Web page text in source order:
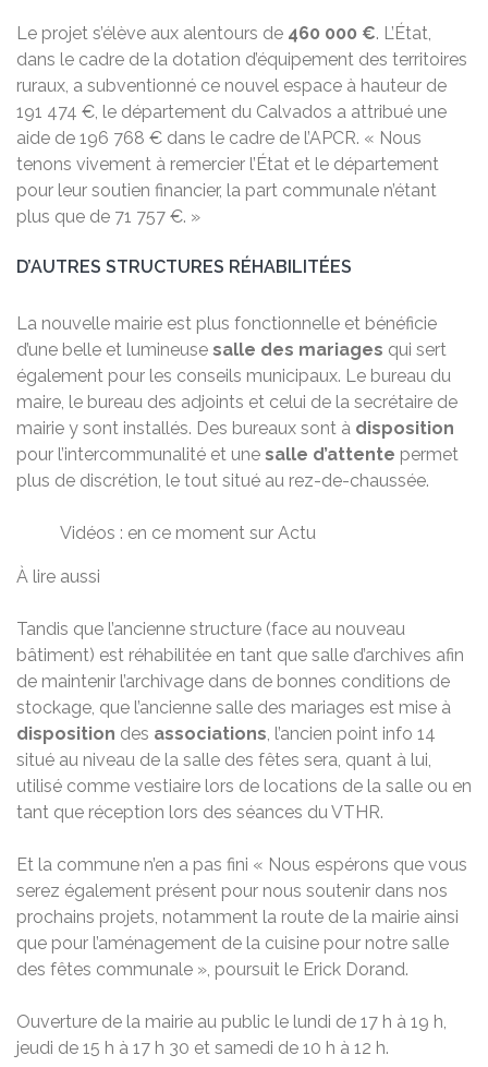
Le projet s’élève aux alentours de 460 000 €. L’État,
dans le cadre de la dotation d’équipement des territoires
ruraux, a subventionné ce nouvel espace à hauteur de
191 474 €, le département du Calvados a attribué une
aide de 196 768 € dans le cadre de l’APCR. « Nous
tenons vivement à remercier l’État et le département
pour leur soutien financier, la part communale n’étant
plus que de 71 757 €. »
D’AUTRES STRUCTURES RÉHABILITÉES
La nouvelle mairie est plus fonctionnelle et bénéficie
d’une belle et lumineuse salle des mariages qui sert
également pour les conseils municipaux. Le bureau du
maire, le bureau des adjoints et celui de la secrétaire de
mairie y sont installés. Des bureaux sont à disposition
pour l’intercommunalité et une salle d’attente permet
plus de discrétion, le tout situé au rez-de-chaussée.
Vidéos : en ce moment sur Actu
À lire aussi
Tandis que l’ancienne structure (face au nouveau
bâtiment) est réhabilitée en tant que salle d’archives afin
de maintenir l’archivage dans de bonnes conditions de
stockage, que l’ancienne salle des mariages est mise à
disposition des associations , l’ancien point info 14
situé au niveau de la salle des fêtes sera, quant à lui,
utilisé comme vestiaire lors de locations de la salle ou en
tant que réception lors des séances du VTHR.
Et la commune n’en a pas fini « Nous espérons que vous
serez également présent pour nous soutenir dans nos
prochains projets, notamment la route de la mairie ainsi
que pour l’aménagement de la cuisine pour notre salle
des fêtes communale », poursuit le Erick Dorand.
Ouverture de la mairie au public le lundi de 17 h à 19 h,
jeudi de 15 h à 17 h 30 et samedi de 10 h à 12 h.